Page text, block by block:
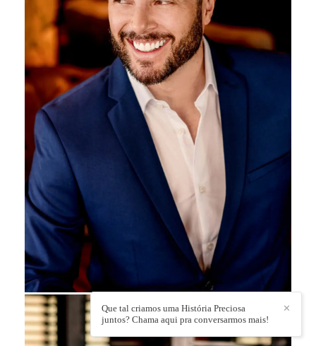
✕
Que tal criamos uma História Preciosa
juntos? Chama aqui pra conversarmos mais!